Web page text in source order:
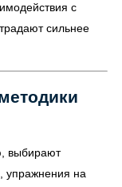
с
сильнее
выбирают
упражнения на